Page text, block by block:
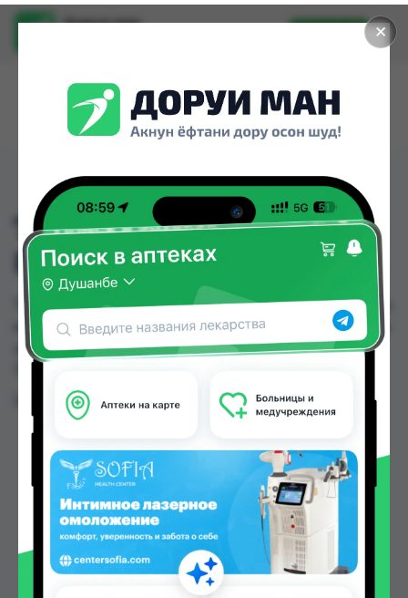
✕
Доруи ман
Установить
775 ПОИЛЬНИК С
РУЧКОЙ 240МЛ
775 ПОИЛЬНИК С РУЧКОЙ 240МЛ можно купить
или заказать в аптеках, Дору Фарм №20 по цене
от 49.00 TJS в Душанбе и других городах
Цена: от49.00 TJS